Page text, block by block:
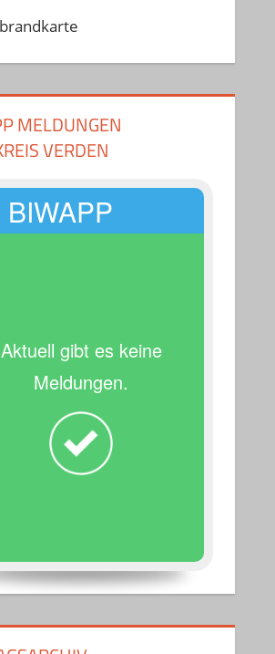
MELDUNGEN
VERDEN
BIWAPP
Aktuell gibt es keine
Meldungen.